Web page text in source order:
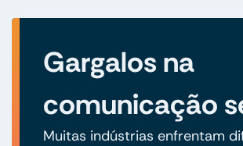
Gargalos na
comunicação
Muitas indústrias enfrentam